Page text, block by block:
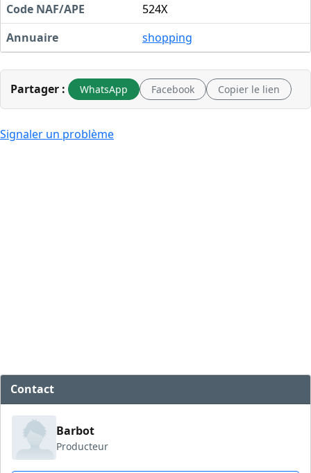
Code NAF/APE
524X
Annuaire
shopping
Partager : WhatsApp Facebook Copier le lien
Signaler un problème
Contact
Barbot
Producteur